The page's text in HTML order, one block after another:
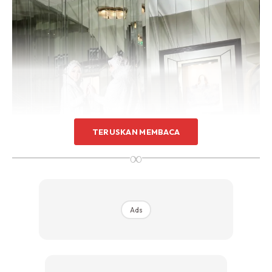
TERUSKAN MEMBACA
∞
Ads